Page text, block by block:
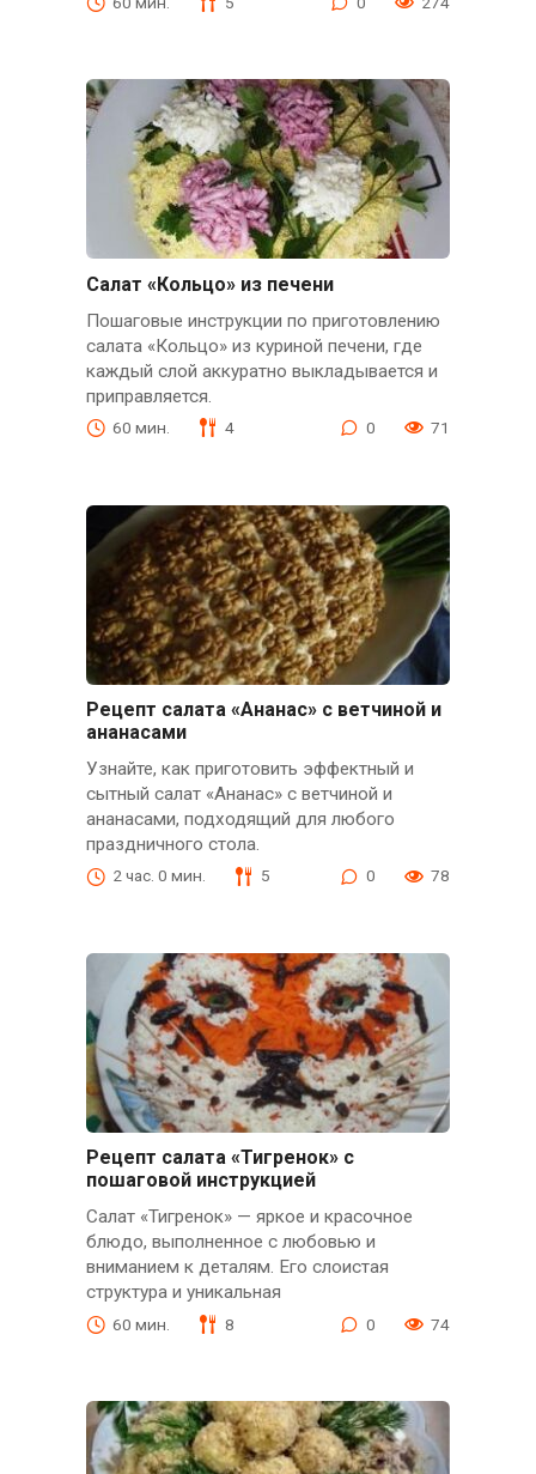
Салат «Кольцо» из печени
Пошаговые инструкции по приготовлению
салата «Кольцо» из куриной печени, где
каждый слой аккуратно выкладывается и
приправляется.
60 мин. 4 0 71
Рецепт салата «Ананас» с ветчиной и
ананасами
Узнайте, как приготовить эффектный и
сытный салат «Ананас» с ветчиной и
ананасами, подходящий для любого
праздничного стола.
2 час. 0 мин. 5 0 78
Рецепт салата «Тигренок» с
пошаговой инструкцией
Салат «Тигренок» — яркое и красочное
блюдо, выполненное с любовью и
вниманием к деталям. Его слоистая
структура и уникальная
60 мин. 8 0 74